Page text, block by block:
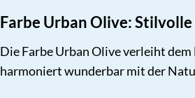
Farbe Urban Olive:
Die Farbe Urban Olive verleiht
harmoniert wunderbar mit der